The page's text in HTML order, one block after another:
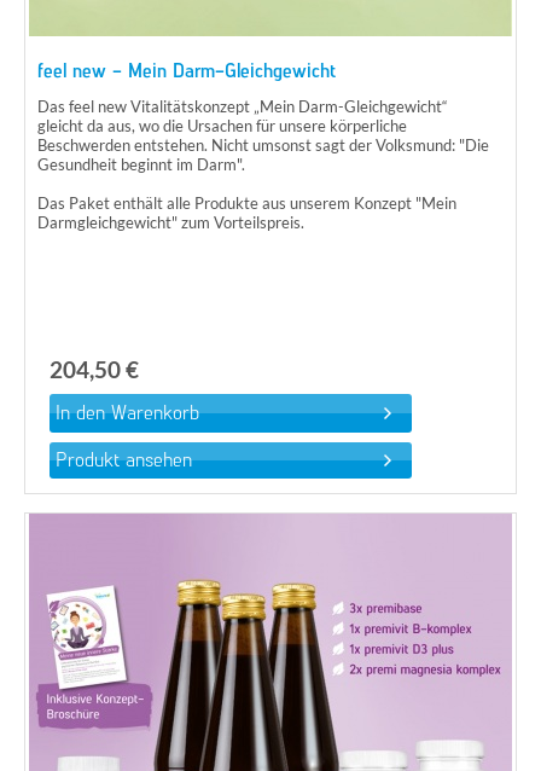
feel new - Mein Darm-Gleichgewicht
Das feel new Vitalitätskonzept „Mein Darm-Gleichgewicht“
gleicht da aus, wo die Ursachen für unsere körperliche
Beschwerden entstehen. Nicht umsonst sagt der Volksmund: "Die
Gesundheit beginnt im Darm".
Das Paket enthält alle Produkte aus unserem Konzept "Mein
Darmgleichgewicht" zum Vorteilspreis.
204,50 €
Produkt ansehen